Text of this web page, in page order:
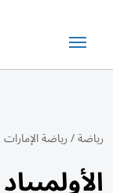
رياضة/رياضة الإمارات